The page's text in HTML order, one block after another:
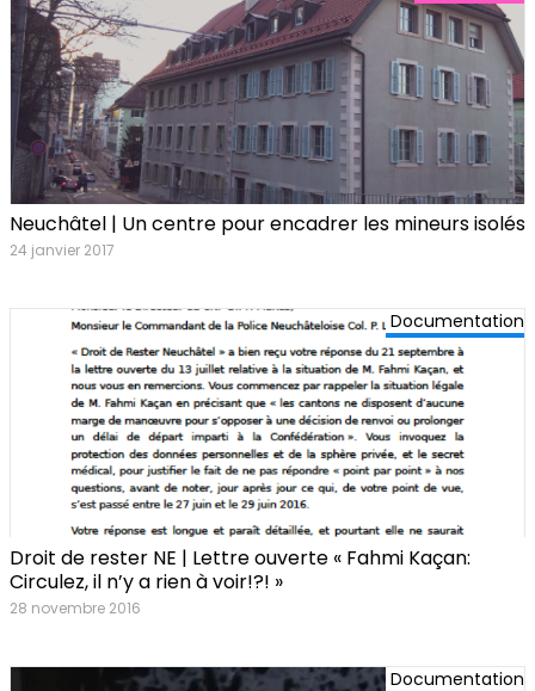
Neuchâtel | Un centre pour encadrer les mineurs isolés
24 janvier 2017
Documentation
Droit de rester NE | Lettre ouverte « Fahmi Kaçan:
Circulez, il n’y a rien à voir!?! »
28 novembre 2016
Documentation